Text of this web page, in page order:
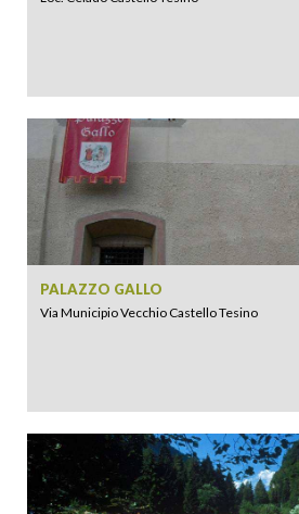
PALAZZO GALLO
Via Municipio Vecchio Castello Tesino